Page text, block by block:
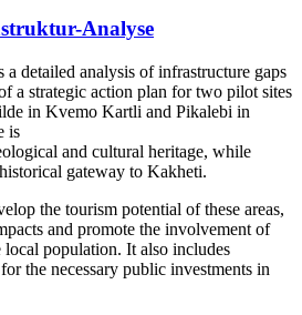
Analyse
a detailed analysis of infrastructure gaps
a strategic action plan for two pilot sites
in Kvemo Kartli and Pikalebi in
is
and cultural heritage, while
gateway to Kakheti.
the tourism potential of these areas,
and promote the involvement of
local population. It also includes
the necessary public investments in